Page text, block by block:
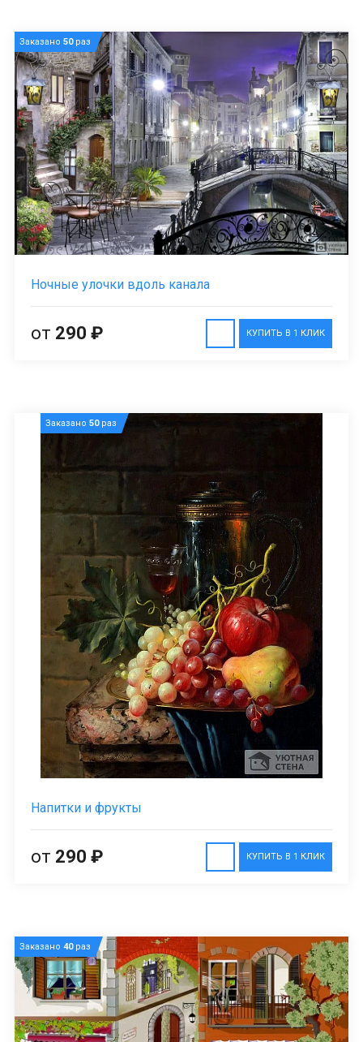
Заказано 50раз
Ночные улочки вдоль канала
КУПИТЬ В 1 КЛИК
от 290 ₽
Заказано 50раз
Напитки и фрукты
КУПИТЬ В 1 КЛИК
от 290 ₽
Заказано 40раз